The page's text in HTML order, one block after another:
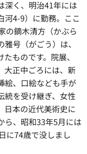
深く、明治41年には
河4-9）に勤務。ここ
の鏑木清方（かぶら
号（がごう）は、
ものです。院展、
大正中ごろには、新
絵、口絵なども手が
統を受け継ぎ、女性
日本の近代美術史に
ら、昭和33年5月には
に74歳で没しまし